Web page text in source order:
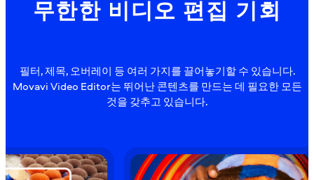
무한한 비디오 편집 기회
필터, 제목, 오버레이 등 여러 가지를 끌어놓기할 수 있습니다.
Movavi Video Editor는 뛰어난 콘텐츠를 만드는 데 필요한 모든
것을 갖추고 있습니다.